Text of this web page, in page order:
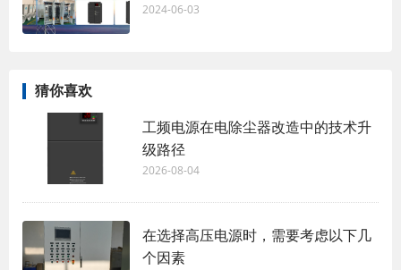
2024-06-03
猜你喜欢
工频电源在电除尘器改造中的技术升
级路径
2026-08-04
在选择高压电源时，需要考虑以下几
个因素